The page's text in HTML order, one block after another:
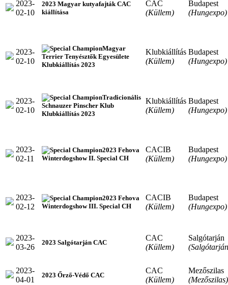
2023-
02-10
2023 Magyar kutyafajták CAC
kiállítása
CAC
(Küllem)
Budapest
(Hungexpo)
2023-
02-10
Magyar
Terrier Tenyésztők Egyesülete
Klubkiállítás 2023
Klubkiállítás
(Küllem)
Budapest
(Hungexpo)
2023-
02-10
Tradicionális
Schnauzer Pinscher Klub
Klubkiállítás 2023
Klubkiállítás
(Küllem)
Budapest
(Hungexpo)
2023-
02-11
2023 Fehova
Winterdogshow II. Special CH
CACIB
(Küllem)
Budapest
(Hungexpo)
2023-
02-12
2023 Fehova
Winterdogshow III. Special CH
CACIB
(Küllem)
Budapest
(Hungexpo)
2023-
03-26
2023 Salgótarján CAC
CAC
(Küllem)
Salgótarján
2023-
04-01
2023 Őrző-Védő CAC
CAC
(Küllem)
Mezőszilas
(Mezőszilas)